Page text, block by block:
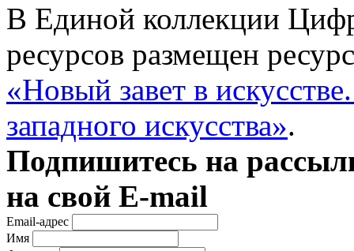
В Единой коллекции
ресурсов размещен
«Новый завет в
западного искусства».
Подпишитесь на
на свой E-mail
Email-адрес
Имя